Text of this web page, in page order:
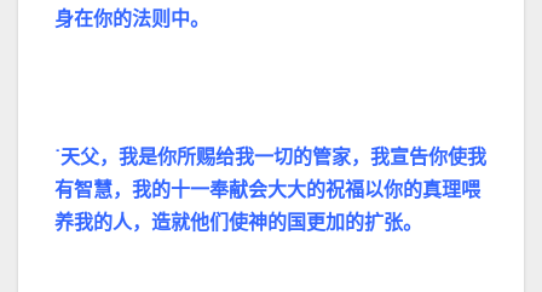
身在你的法则中。
˙天父，我是你所赐给我一切的管家，我宣告你使我
有智慧，我的十一奉献会大大的祝福以你的真理喂
养我的人，造就他们使神的国更加的扩张。